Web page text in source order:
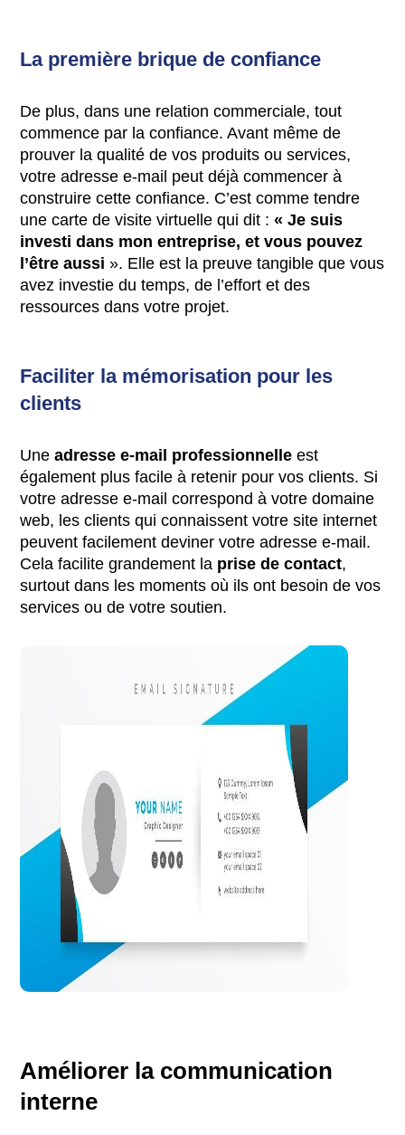
La première brique de confiance
De plus, dans une relation commerciale, tout
commence par la confiance. Avant même de
prouver la qualité de vos produits ou services,
votre adresse e-mail peut déjà commencer à
construire cette confiance. C’est comme tendre
une carte de visite virtuelle qui dit :« Je suis
investi dans mon entreprise, et vous pouvez
l’être aussi ». Elle est la preuve tangible que vous
avez investie du temps, de l’effort et des
ressources dans votre projet.
Faciliter la mémorisation pour les
clients
Uneadresse e-mail professionnelle est
également plus facile à retenir pour vos clients. Si
votre adresse e-mail correspond à votre domaine
web, les clients qui connaissent votre site internet
peuvent facilement deviner votre adresse e-mail.
Cela facilite grandement la prise de contact,
surtout dans les moments où ils ont besoin de vos
services ou de votre soutien.
Améliorer la communication
interne